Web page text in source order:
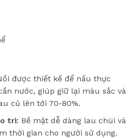
được thiết kế để nấu thực
nước, giúp giữ lại màu sắc và
củ lên tới 70-80%.
trì: Bề mặt dễ dàng lau chùi và
thời gian cho người sử dụng.